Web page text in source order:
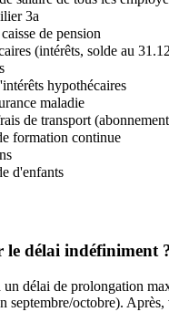
3a
de pension
(intérêts, solde au
hypothécaires
maladie
de transport
formation continue
d'enfants
le délai indéfiniment
un délai de prolongation
septembre/octobre).